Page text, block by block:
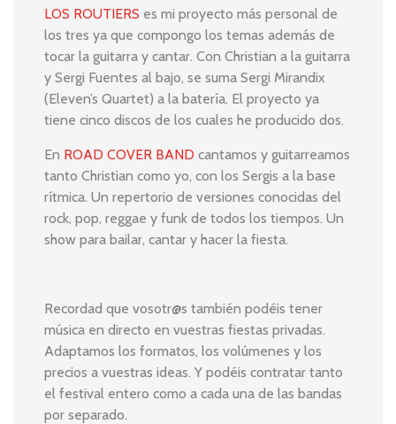
LOS ROUTIERS es mi proyecto más personal de
los tres ya que compongo los temas además de
tocar la guitarra y cantar. Con Christian a la guitarra
y Sergi Fuentes al bajo, se suma Sergi Mirandix
(Eleven’s Quartet) a la batería. El proyecto ya
tiene cinco discos de los cuales he producido dos.
En ROAD COVER BAND cantamos y guitarreamos
tanto Christian como yo, con los Sergis a la base
rítmica. Un repertorio de versiones conocidas del
rock, pop, reggae y funk de todos los tiempos. Un
show para bailar, cantar y hacer la fiesta.
Recordad que vosotr@s también podéis tener
música en directo en vuestras fiestas privadas.
Adaptamos los formatos, los volúmenes y los
precios a vuestras ideas. Y podéis contratar tanto
el festival entero como a cada una de las bandas
por separado.